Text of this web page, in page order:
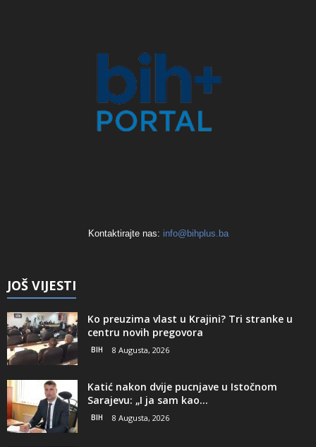
Kontaktirajte nas: info@bihplus.ba
JOŠ VIJESTI
Ko preuzima vlast u Krajini? Tri stranke u
centru novih pregovora
BIH 8 Augusta, 2026
Katić nakon dvije pucnjave u Istočnom
Sarajevu: „I ja sam kao...
BIH 8 Augusta, 2026